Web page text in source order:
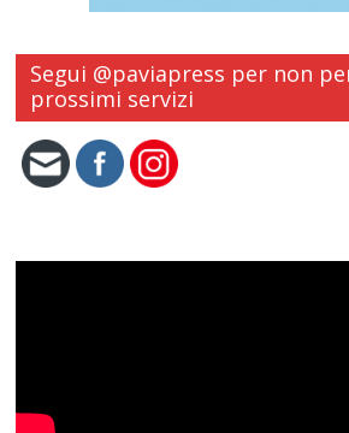
Segui @paviapress per non
prossimi servizi